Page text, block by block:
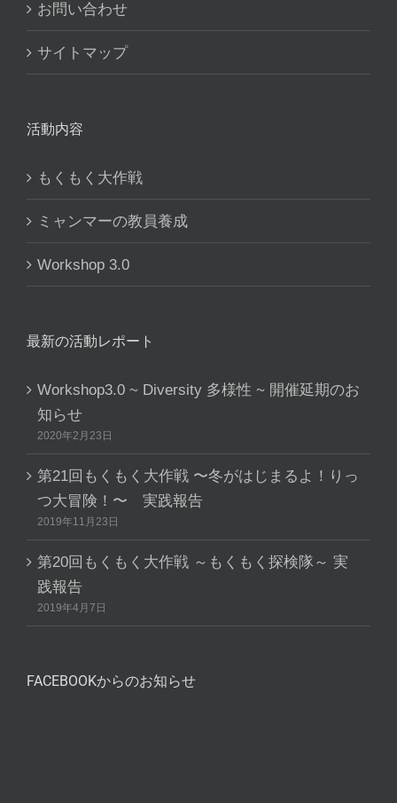
お問い合わせ
サイトマップ
活動内容
もくもく大作戦
ミャンマーの教員養成
Workshop 3.0
最新の活動レポート
Workshop3.0 ~ Diversity 多様性 ~ 開催延期のお
知らせ
2020年2月23日
第21回もくもく大作戦 〜冬がはじまるよ！りっ
つ大冒険！〜 実践報告
2019年11月23日
第20回もくもく大作戦 ～もくもく探検隊～ 実
践報告
2019年4月7日
FACEBOOKからのお知らせ